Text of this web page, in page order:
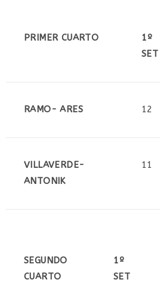
PRIMER CUARTO
1º
SET
RAMO- ARES 12
VILLAVERDE-
ANTONIK
11
SEGUNDO
CUARTO
1º
SET